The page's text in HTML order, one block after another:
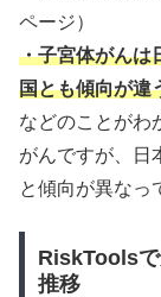
ページ）
・子宮体がんは
国とも傾向が違
などのことがわ
がんですが、日
と傾向が異なっ
RiskTools
推移